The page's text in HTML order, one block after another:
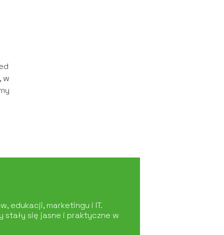
w
edukacji, marketingu i IT.
stały się jasne i praktyczne w